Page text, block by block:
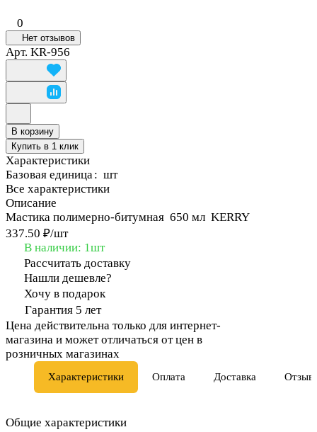
0
Нет отзывов
Арт. KR-956
В корзину
Купить в 1 клик
Характеристики
Базовая единица : шт
Все характеристики
Описание
Мастика полимерно-битумная 650 мл KERRY
337.50 ₽/шт
В наличии: 1шт
Рассчитать доставку
Нашли дешевле?
Хочу в подарок
Гарантия 5 лет
Цена действительна только для интернет-
магазина и может отличаться от цен в
розничных магазинах
Характеристики Оплата Доставка
Общие характеристики